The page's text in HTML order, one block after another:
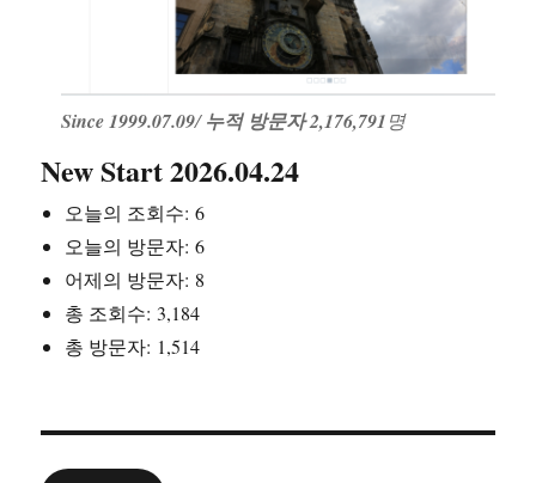
Since 1999.07.09/누적 방문자 2,176,791명
New Start 2026.04.24
오늘의 조회수:6
오늘의 방문자:6
어제의 방문자: 8
총 조회수: 3,184
총 방문자: 1,514